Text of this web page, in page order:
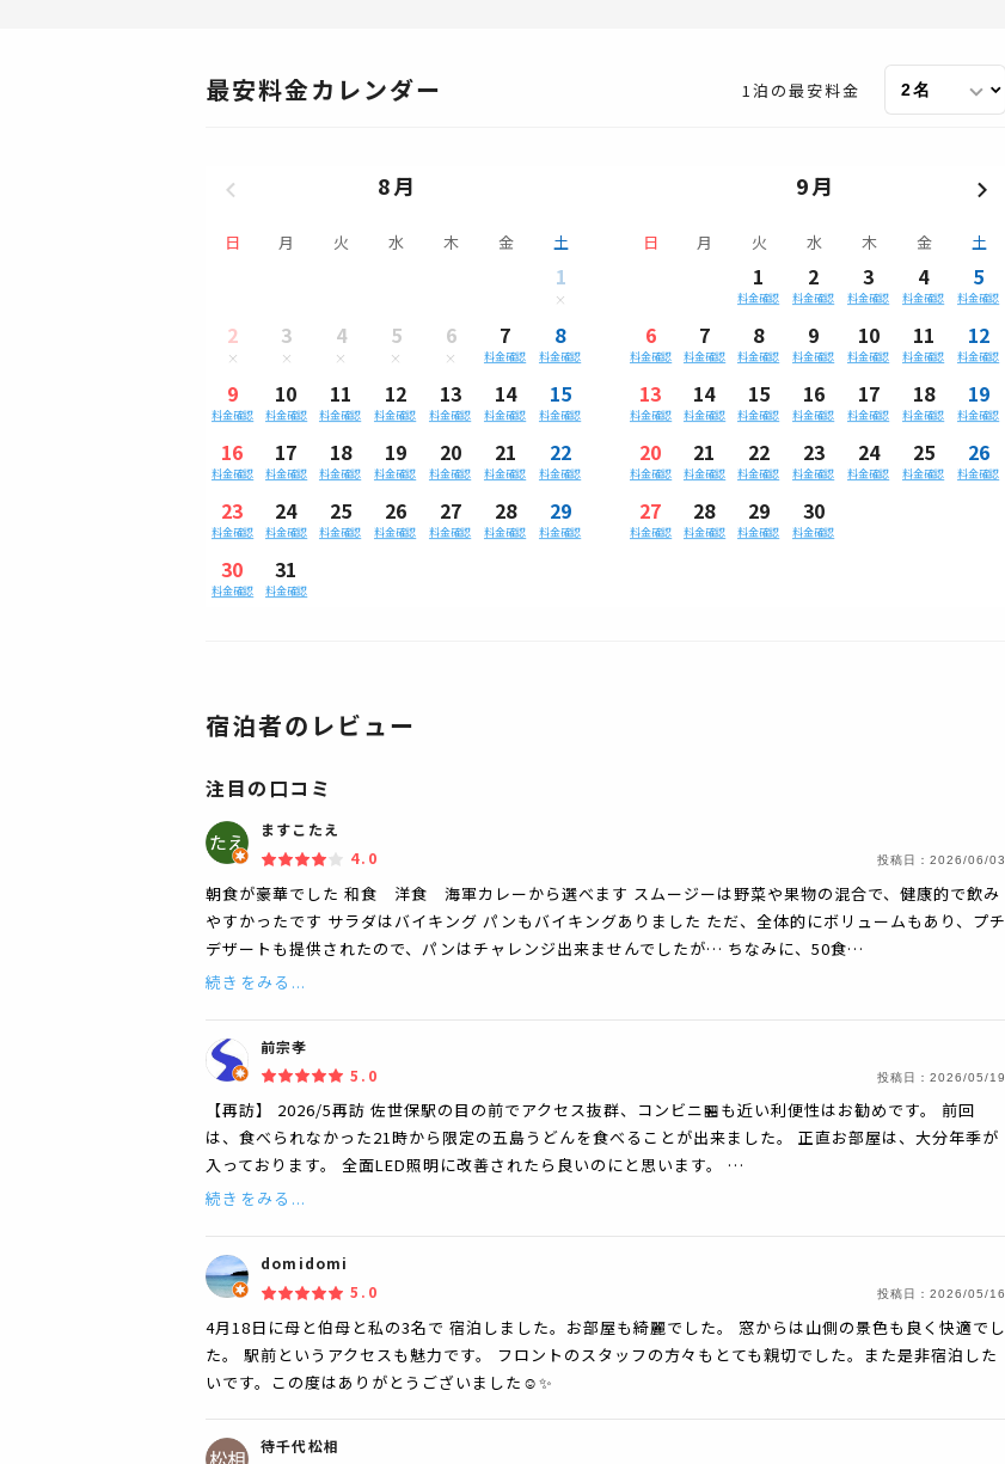
最安料金カレンダー 1泊の最安料金
8月
日 月 火 水 木 金 土
1
2 3 4 5 6 7
料金確認
8
料金確認
9
料金確認
10
料金確認
11
料金確認
12
料金確認
13
料金確認
14
料金確認
15
料金確認
16
料金確認
17
料金確認
18
料金確認
19
料金確認
20
料金確認
21
料金確認
22
料金確認
23
料金確認
24
料金確認
25
料金確認
26
料金確認
27
料金確認
28
料金確認
29
料金確認
30
料金確認
31
料金確認
9月
日 月 火 水 木 金 土
1
料金確認
2
料金確認
3
料金確認
4
料金確認
5
料金確認
6
料金確認
7
料金確認
8
料金確認
9
料金確認
10
料金確認
11
料金確認
12
料金確認
13
料金確認
14
料金確認
15
料金確認
16
料金確認
17
料金確認
18
料金確認
19
料金確認
20
料金確認
21
料金確認
22
料金確認
23
料金確認
24
料金確認
25
料金確認
26
料金確認
27
料金確認
28
料金確認
29
料金確認
30
料金確認
宿泊者のレビュー
注目の口コミ
ますこたえ
4.0
投稿日： 2026/06/03
朝食が豪華でした 和食 洋食 海軍カレーから選べます スムージーは野菜や果物の混合で、健康的で飲み
やすかったです サラダはバイキング パンもバイキングありました ただ、全体的にボリュームもあり、プチ
デザートも提供されたので、パンはチャレンジ出来ませんでしたが… ちなみに、50食…
続きをみる...
前宗孝
5.0
投稿日： 2026/05/19
【再訪】 2026/5再訪 佐世保駅の目の前でアクセス抜群、コンビニ🏪も近い利便性はお勧めです。 前回
は、食べられなかった21時から限定の五島うどんを食べることが出来ました。 正直お部屋は、大分年季が
入っております。 全面LED照明に改善されたら良いのにと思います。 …
続きをみる...
domidomi
5.0
投稿日： 2026/05/16
4月18日に母と伯母と私の3名で 宿泊しました。お部屋も綺麗でした。 窓からは山側の景色も良く快適でし
た。 駅前というアクセスも魅力です。 フロントのスタッフの方々もとても親切でした。また是非宿泊した
いです。この度はありがとうございました☺️✨
待千代松相